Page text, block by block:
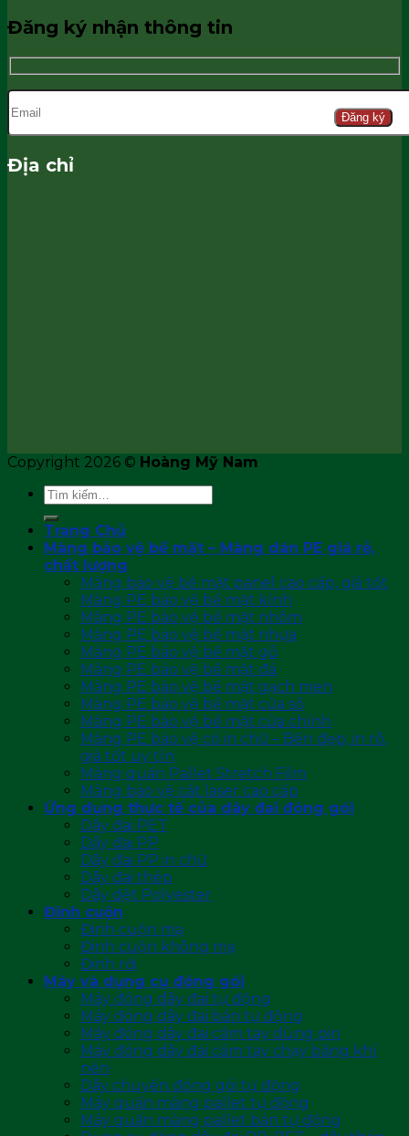
Đăng ký nhận thông tin
Đăng ký
Địa chỉ
Copyright 2026 © Hoàng Mỹ Nam
Tìm
kiếm:
Trang Chủ
Màng bảo vệ bề mặt – Màng dán PE giá rẻ,
chất lượng
Màng bảo vệ bề mặt panel cao cấp, giá tốt
Màng PE bảo vệ bề mặt kính
Màng PE bảo vệ bề mặt nhôm
Màng PE bảo vệ bề mặt nhựa
Màng PE bảo vệ bề mặt gỗ
Màng PE bảo vệ bề mặt đá
Màng PE bảo vệ bề mặt gạch men
Màng PE bảo vệ bề mặt cửa sổ
Màng PE bảo vệ bề mặt cửa chính
Màng PE bảo vệ có in chữ – Bền đẹp, in rõ,
giá tốt uy tín
Màng quấn Pallet Stretch Film
Màng bảo vệ cắt laser cao cấp
Ứng dụng thực tế của dây đai đóng gói
Dây đai PET
Dây đai PP
Dây đai PP in chữ
Dây đai thép
Dây dệt Polyester
Đinh cuộn
Đinh cuộn mạ
Đinh cuộn không mạ
Đinh rời
Máy và dụng cụ đóng gói
Máy đóng dây đai tự động
Máy đóng dây đai bán tự động
Máy đóng dây đai cầm tay dùng pin
Máy đóng dây đai cầm tay chạy bằng khí
nén
Dây chuyền đóng gói tự động
Máy quấn màng pallet tự động
Máy quấn màng pallet bán tự động